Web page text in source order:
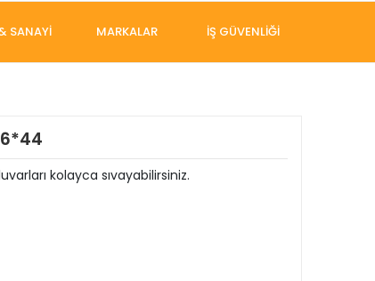
SANAYİ MARKALAR İŞ GÜVENLİĞİ
kolayca sıvayabilirsiniz.